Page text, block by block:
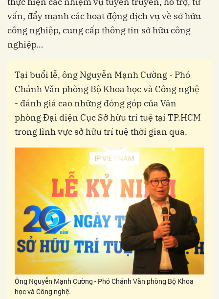
vấn, đẩy mạnh các hoạt động dịch vụ về sở hữu
công nghiệp, cung cấp thông tin sở hữu công
nghiệp…
Tại buổi lễ, ông Nguyễn Mạnh Cường - Phó
Chánh Văn phòng Bộ Khoa học và Công nghệ
- đánh giá cao những đóng góp của Văn
phòng Đại diện Cục Sở hữu trí tuệ tại TP.HCM
trong lĩnh vực sở hữu trí tuệ thời gian qua.
Ông Nguyễn Mạnh Cường - Phó Chánh Văn phòng Bộ Khoa
học và Công nghệ.